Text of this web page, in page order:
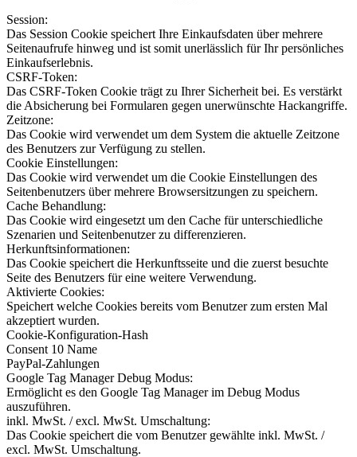
Session:
Das Session Cookie speichert Ihre Einkaufsdaten über mehrere
Seitenaufrufe hinweg und ist somit unerlässlich für Ihr persönliches
Einkaufserlebnis.
CSRF-Token:
Das CSRF-Token Cookie trägt zu Ihrer Sicherheit bei. Es verstärkt
die Absicherung bei Formularen gegen unerwünschte Hackangriffe.
Zeitzone:
Das Cookie wird verwendet um dem System die aktuelle Zeitzone
des Benutzers zur Verfügung zu stellen.
Cookie Einstellungen:
Das Cookie wird verwendet um die Cookie Einstellungen des
Seitenbenutzers über mehrere Browsersitzungen zu speichern.
Cache Behandlung:
Das Cookie wird eingesetzt um den Cache für unterschiedliche
Szenarien und Seitenbenutzer zu differenzieren.
Herkunftsinformationen:
Das Cookie speichert die Herkunftsseite und die zuerst besuchte
Seite des Benutzers für eine weitere Verwendung.
Aktivierte Cookies:
Speichert welche Cookies bereits vom Benutzer zum ersten Mal
akzeptiert wurden.
Cookie-Konfiguration-Hash
Consent 10 Name
PayPal-Zahlungen
Google Tag Manager Debug Modus:
Ermöglicht es den Google Tag Manager im Debug Modus
auszuführen.
inkl. MwSt. / excl. MwSt. Umschaltung:
Das Cookie speichert die vom Benutzer gewählte inkl. MwSt. /
excl. MwSt. Umschaltung.